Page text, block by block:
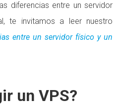
diferencias entre un servidor
te invitamos a leer nuestro
entre un servidor físico y un
un VPS?